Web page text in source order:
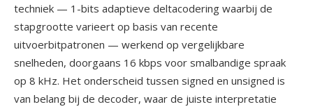
techniek — 1-bits adaptieve deltacodering waarbij de
stapgrootte varieert op basis van recente
uitvoerbitpatronen — werkend op vergelijkbare
snelheden, doorgaans 16 kbps voor smalbandige spraak
op 8 kHz. Het onderscheid tussen signed en unsigned is
van belang bij de decoder, waar de juiste interpretatie